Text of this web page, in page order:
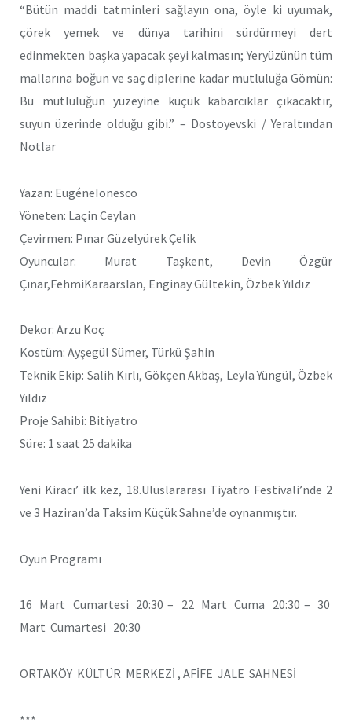
“Bütün maddi tatminleri sağlayın ona, öyle ki uyumak,
çörek yemek ve dünya tarihini sürdürmeyi dert
edinmekten başka yapacak şeyi kalmasın; Yeryüzünün tüm
mallarına boğun ve saç diplerine kadar mutluluğa Gömün:
Bu mutluluğun yüzeyine küçük kabarcıklar çıkacaktır,
suyun üzerinde olduğu gibi.” – Dostoyevski / Yeraltından
Notlar
Yazan: EugéneIonesco
Yöneten: Laçin Ceylan
Çevirmen: Pınar Güzelyürek Çelik
Oyuncular: Murat Taşkent, Devin Özgür
Çınar,FehmiKaraarslan, Enginay Gültekin, Özbek Yıldız
Dekor: Arzu Koç
Kostüm: Ayşegül Sümer, Türkü Şahin
Teknik Ekip: Salih Kırlı, Gökçen Akbaş, Leyla Yüngül, Özbek
Yıldız
Proje Sahibi: Bitiyatro
Süre: 1 saat 25 dakika
Yeni Kiracı’ ilk kez, 18.Uluslararası Tiyatro Festivali’nde 2
ve 3 Haziran’da Taksim Küçük Sahne’de oynanmıştır.
Oyun Programı
16 Mart Cumartesi 20:30 – 22 Mart Cuma 20:30 – 30
Mart Cumartesi 20:30
ORTAKÖY KÜLTÜR MERKEZİ , AFİFE JALE SAHNESİ
***